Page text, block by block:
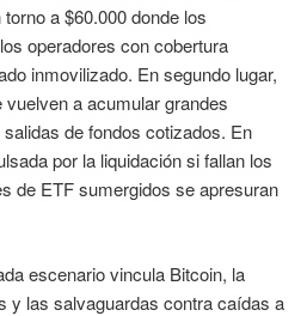
a $60.000 donde los
operadores con cobertura
inmovilizado. En segundo lugar,
a acumular grandes
de fondos cotizados. En
por la liquidación si fallan los
de ETF sumergidos se apresuran
escenario vincula Bitcoin, la
y las salvaguardas contra caídas a